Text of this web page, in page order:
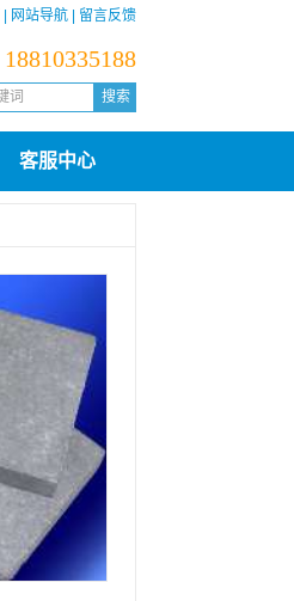
网站导航 留言反馈
18810335188
客服中心